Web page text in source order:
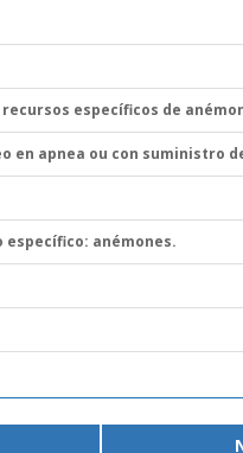
específicos de
en apnea ou con suministro
específico: anémones.